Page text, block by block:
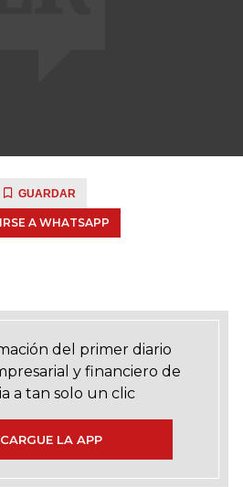
GUARDAR
A WHATSAPP
del primer diario
y financiero de
a tan solo un clic
LA APP